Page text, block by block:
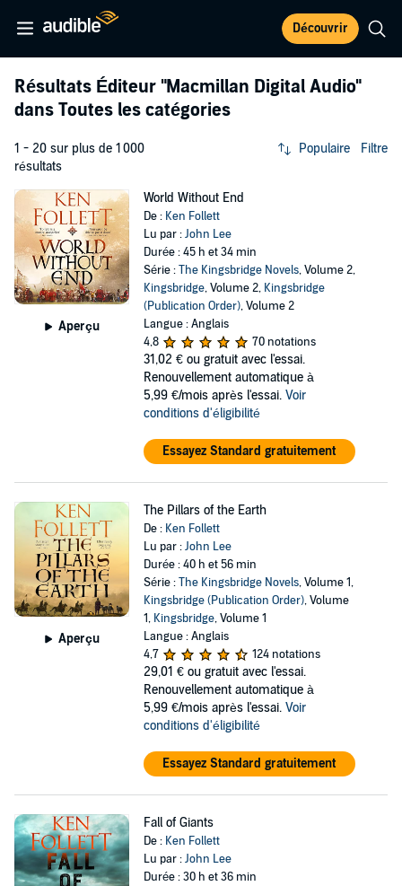
Découvrir
Résultats Éditeur "Macmillan Digital Audio"
dans Toutes les catégories
1 - 20 sur plus de 1 000
résultats
Populaire Filtre
Aperçu
World Without End
De : Ken Follett
Lu par :John Lee
Durée : 45 h et 34 min
Série :The Kingsbridge Novels, Volume 2,
Kingsbridge, Volume 2, Kingsbridge
(Publication Order), Volume 2
Langue : Anglais
4,8
70 notations
31,02 € ou gratuit avec l'essai.
Renouvellement automatique à
5,99 €/mois après l'essai. Voir
conditions d'éligibilité
Essayez Standard gratuitement
Aperçu
The Pillars of the Earth
De : Ken Follett
Lu par :John Lee
Durée : 40 h et 56 min
Série :The Kingsbridge Novels, Volume 1,
Kingsbridge (Publication Order), Volume
1, Kingsbridge, Volume 1
Langue : Anglais
4,7
124 notations
29,01 € ou gratuit avec l'essai.
Renouvellement automatique à
5,99 €/mois après l'essai. Voir
conditions d'éligibilité
Essayez Standard gratuitement
Fall of Giants
De : Ken Follett
Lu par :John Lee
Durée : 30 h et 36 min